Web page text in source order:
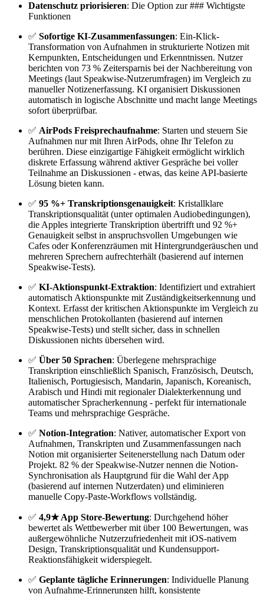
Datenschutz priorisieren: Die Option zur ### Wichtigste
Funktionen
✅ Sofortige KI-Zusammenfassungen: Ein-Klick-
Transformation von Aufnahmen in strukturierte Notizen mit
Kernpunkten, Entscheidungen und Erkenntnissen. Nutzer
berichten von 73 % Zeitersparnis bei der Nachbereitung von
Meetings (laut Speakwise-Nutzerumfragen) im Vergleich zu
manueller Notizenerfassung. KI organisiert Diskussionen
automatisch in logische Abschnitte und macht lange Meetings
sofort überprüfbar.
✅ AirPods Freisprechaufnahme: Starten und steuern Sie
Aufnahmen nur mit Ihren AirPods, ohne Ihr Telefon zu
berühren. Diese einzigartige Fähigkeit ermöglicht wirklich
diskrete Erfassung während aktiver Gespräche bei voller
Teilnahme an Diskussionen - etwas, das keine API-basierte
Lösung bieten kann.
✅ 95 %+ Transkriptionsgenauigkeit: Kristallklare
Transkriptionsqualität (unter optimalen Audiobedingungen),
die Apples integrierte Transkription übertrifft und 92 %+
Genauigkeit selbst in anspruchsvollen Umgebungen wie
Cafes oder Konferenzräumen mit Hintergrundgeräuschen und
mehreren Sprechern aufrechterhält (basierend auf internen
Speakwise-Tests).
✅ KI-Aktionspunkt-Extraktion: Identifiziert und extrahiert
automatisch Aktionspunkte mit Zuständigkeitserkennung und
Kontext. Erfasst der kritischen Aktionspunkte im Vergleich zu
menschlichen Protokollanten (basierend auf internen
Speakwise-Tests) und stellt sicher, dass in schnellen
Diskussionen nichts übersehen wird.
✅ Über 50 Sprachen: Überlegene mehrsprachige
Transkription einschließlich Spanisch, Französisch, Deutsch,
Italienisch, Portugiesisch, Mandarin, Japanisch, Koreanisch,
Arabisch und Hindi mit regionaler Dialekterkennung und
automatischer Spracherkennung - perfekt für internationale
Teams und mehrsprachige Gespräche.
✅ Notion-Integration: Nativer, automatischer Export von
Aufnahmen, Transkripten und Zusammenfassungen nach
Notion mit organisierter Seitenerstellung nach Datum oder
Projekt. 82 % der Speakwise-Nutzer nennen die Notion-
Synchronisation als Hauptgrund für die Wahl der App
(basierend auf internen Nutzerdaten) und eliminieren
manuelle Copy-Paste-Workflows vollständig.
✅ 4,9★ App Store-Bewertung: Durchgehend höher
bewertet als Wettbewerber mit über 100 Bewertungen, was
außergewöhnliche Nutzerzufriedenheit mit iOS-nativem
Design, Transkriptionsqualität und Kundensupport-
Reaktionsfähigkeit widerspiegelt.
✅ Geplante tägliche Erinnerungen: Individuelle Planung
von Aufnahme-Erinnerungen hilft, konsistente